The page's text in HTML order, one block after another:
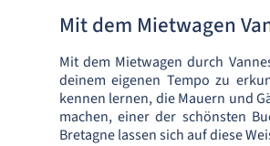
Mit dem Mietwagen
Mit dem Mietwagen durch
deinem eigenen Tempo zu
kennen lernen, die Mauern und
machen, einer der schönsten
Bretagne lassen sich auf diese